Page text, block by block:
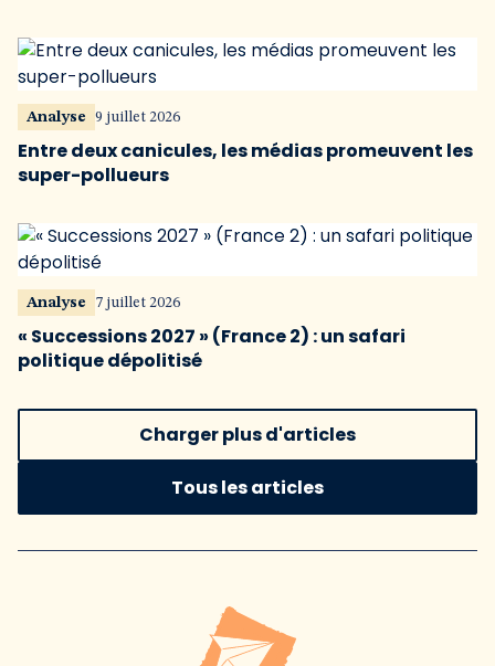
Analyse 9 juillet 2026
Entre deux canicules, les médias promeuvent les
super-pollueurs
Analyse 7 juillet 2026
« Successions 2027 » (France 2) : un safari
politique dépolitisé
Charger plus d'articles
Tous les articles